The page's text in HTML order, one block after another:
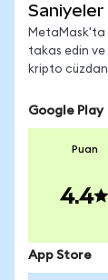
Saniyeler
MetaMask'ta
takas edin ve
kripto
Google Play
Puan
4.4
App Store